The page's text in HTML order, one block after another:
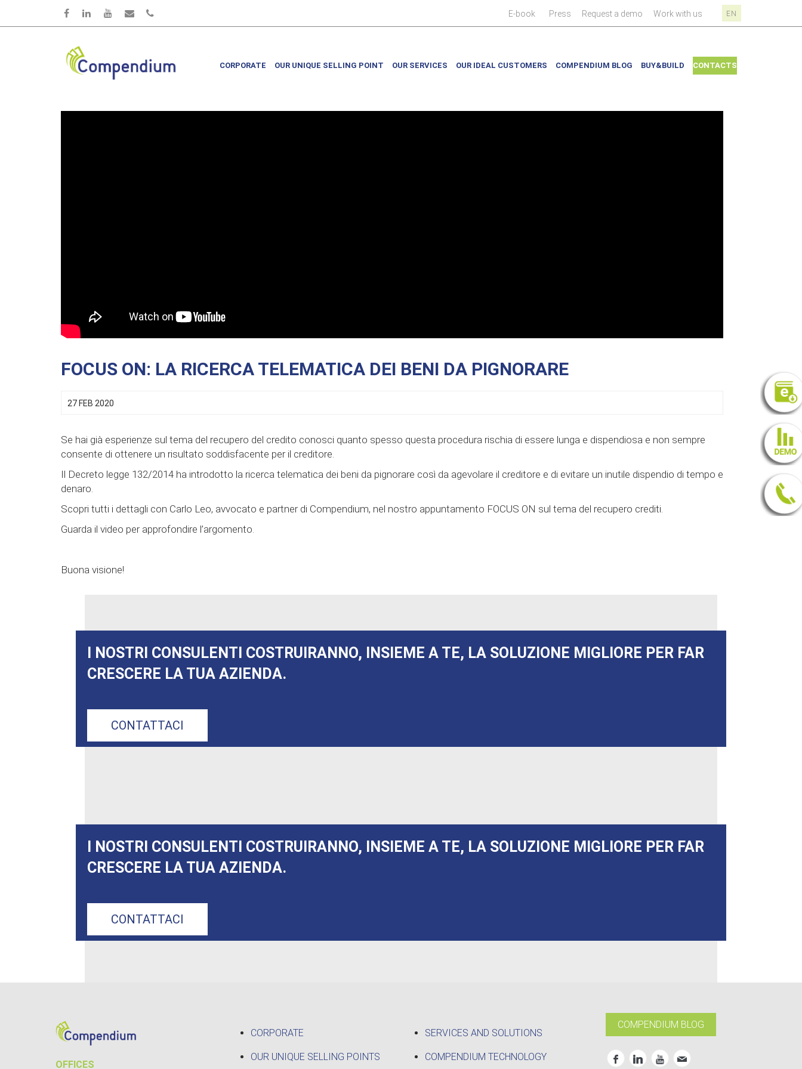
E-book
Press Request a demo Work with us EN
CORPORATE OUR UNIQUE SELLING POINT OUR SERVICES OUR IDEAL CUSTOMERS COMPENDIUM BLOG BUY&BUILD CONTACTS
FOCUS ON: LA RICERCA TELEMATICA DEI BENI DA PIGNORARE
27 FEB 2020
Se hai già esperienze sul tema del recupero del credito conosci quanto spesso questa procedura rischia di essere lunga e dispendiosa e non sempre
consente di ottenere un risultato soddisfacente per il creditore.
Il Decreto legge 132/2014 ha introdotto la ricerca telematica dei beni da pignorare così da agevolare il creditore e di evitare un inutile dispendio di tempo e
denaro.
Scopri tutti i dettagli con Carlo Leo, avvocato e partner di Compendium, nel nostro appuntamento FOCUS ON sul tema del recupero crediti.
Guarda il video per approfondire l’argomento.
Buona visione!
I NOSTRI CONSULENTI COSTRUIRANNO, INSIEME A TE, LA SOLUZIONE MIGLIORE PER FAR
CRESCERE LA TUA AZIENDA.
CONTATTACI
I NOSTRI CONSULENTI COSTRUIRANNO, INSIEME A TE, LA SOLUZIONE MIGLIORE PER FAR
CRESCERE LA TUA AZIENDA.
CONTATTACI
OFFICES
CORPORATE
OUR UNIQUE SELLING POINTS
SERVICES AND SOLUTIONS
COMPENDIUM TECHNOLOGY
COMPENDIUM BLOG